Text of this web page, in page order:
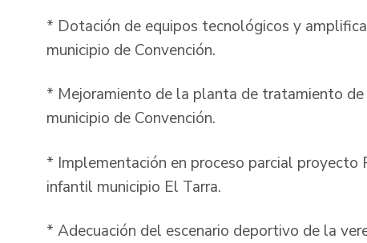
* Dotación de equipos tecnológicos y
municipio de Convención.
* Mejoramiento de la planta de tratamiento
municipio de Convención.
* Implementación en proceso parcial proyecto
infantil municipio El Tarra.
* Adecuación del escenario deportivo de la